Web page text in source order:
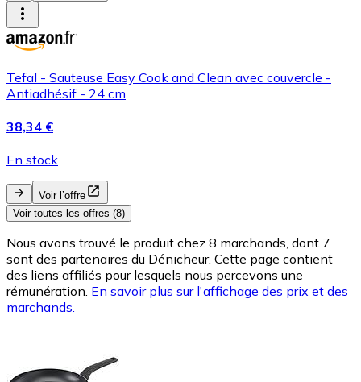
Tefal - Sauteuse Easy Cook and Clean avec couvercle -
Antiadhésif - 24 cm
38,34 €
En stock
Voir l’offre
Voir toutes les offres (8)
Nous avons trouvé le produit chez 8 marchands, dont 7
sont des partenaires du Dénicheur. Cette page contient
des liens affiliés pour lesquels nous percevons une
rémunération. En savoir plus sur l'affichage des prix et des
marchands.